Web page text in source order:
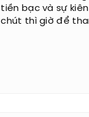
tiền bạc và sự
chút thì giờ để